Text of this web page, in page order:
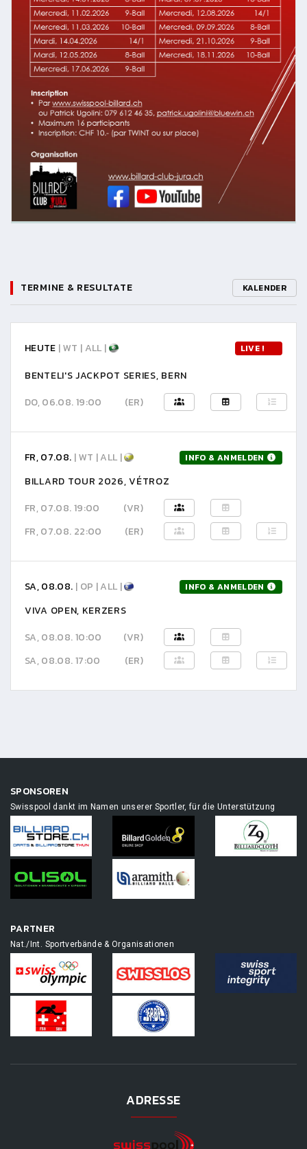
TERMINE & RESULTATE KALENDER
HEUTE | WT | ALL | LIVE !
BENTELI'S JACKPOT SERIES, BERN
DO, 06.08. 19:00
(ER)
FR, 07.08. | WT | ALL | INFO & ANMELDEN
BILLARD TOUR 2026, VÉTROZ
FR, 07.08. 19:00
(VR)
FR, 07.08. 22:00
(ER)
SA, 08.08. | OP | ALL | INFO & ANMELDEN
VIVA OPEN, KERZERS
SA, 08.08. 10:00
(VR)
SA, 08.08. 17:00
(ER)
SPONSOREN
Swisspool dankt im Namen unserer Sportler, für die Unterstützung
PARTNER
Nat./Int. Sportverbände & Organisationen
ADRESSE